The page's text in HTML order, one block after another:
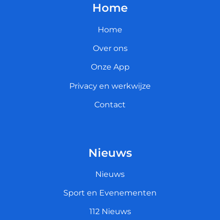
Home
Home
Over ons
Onze App
Privacy en werkwijze
Contact
Nieuws
Nieuws
Sport en Evenementen
112 Nieuws